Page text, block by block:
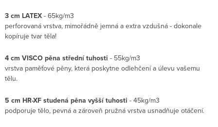
3 cm LATEX - 65kg/m3
perforovaná vrstva, mimořádně jemná a extra vzdušná - dokonale
kopíruje tvar těla!
4 cm VISCO pěna střední tuhosti - 55kg/m3
vrstva paměťové pěny, která poskytne odlehčení a úlevu vašemu
tělu.
5 cm HR-XF studená pěna vyšší tuhosti - 45kg/m3
podporuje tělo, pevná a zároveň pružná vrstva usnadňuje otáčení.